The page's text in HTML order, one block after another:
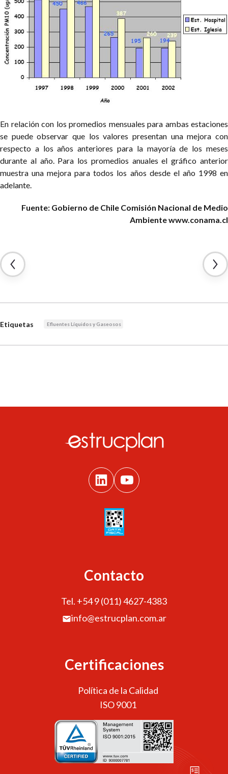
En relación con los promedios mensuales para ambas estaciones
se puede observar que los valores presentan una mejora con
respecto a los años anteriores para la mayoría de los meses
durante al año. Para los promedios anuales el gráfico anterior
muestra una mejora para todos los años desde el año 1998 en
adelante.
Fuente: Gobierno de Chile Comisión Nacional de Medio
Ambientewww.conama.cl
Etiquetas Efluentes Líquidos y Gaseosos
Contacto
Tel. +54 9 (011) 4627-4383
info@estrucplan.com.ar
Certificaciones
Política de la Calidad
ISO 9001